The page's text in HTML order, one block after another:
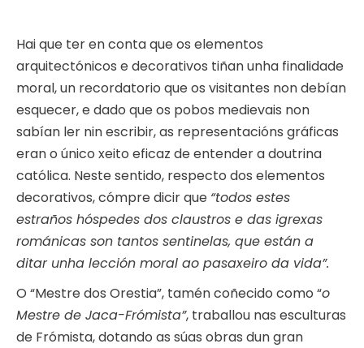
Hai que ter en conta que os elementos
arquitectónicos e decorativos tiñan unha finalidade
moral, un recordatorio que os visitantes non debían
esquecer, e dado que os pobos medievais non
sabían ler nin escribir, as representacións gráficas
eran o único xeito eficaz de entender a doutrina
católica. Neste sentido, respecto dos elementos
decorativos, cómpre dicir que “todos estes
estraños hóspedes dos claustros e das igrexas
románicas son tantos sentinelas, que están a
ditar unha lección moral ao pasaxeiro da vida”.
O “Mestre dos Orestia”, tamén coñecido como “o
Mestre de Jaca-Frómista”, traballou nas esculturas
de Frómista, dotando as súas obras dun gran